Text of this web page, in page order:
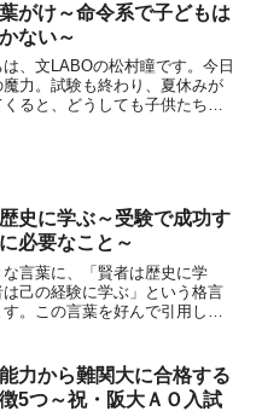
がけ～命令系で子どもは
ない～
は、文LABOの松村瞳です。今日
魔力。試験も終わり、夏休みが
ると、どうしても子供たちに
史に学ぶ～受験で成功す
必要なこと～
言葉に、「賢者は歴史に学
己の経験に学ぶ」という格言
。この言葉を好んで引用した
愚者。つまり、愚か者は自分の
ことだけで、学べる...
力から難関大に合格する
5つ～祝・阪大ＡＯ入試